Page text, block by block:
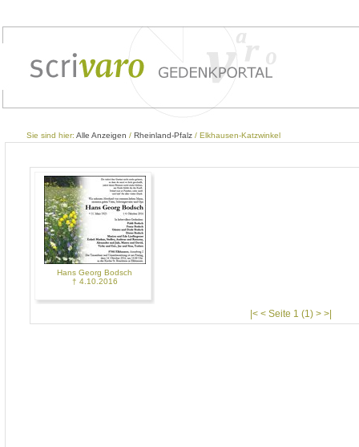
Sie sind hier: Alle Anzeigen / Rheinland-Pfalz / Elkhausen-Katzwinkel
Hans Georg Bodsch
† 4.10.2016
|< < Seite 1 (1) > >|